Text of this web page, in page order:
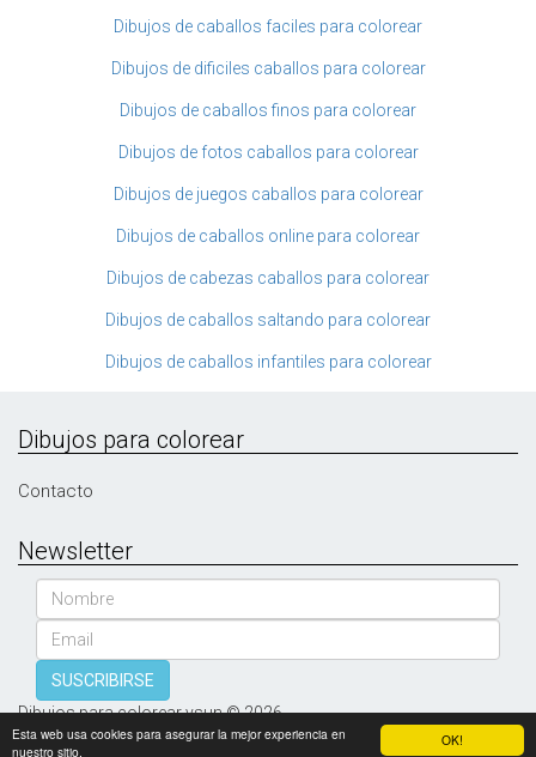
OK!
Esta web usa cookies para asegurar la mejor experiencia en
nuestro sitio.
Dibujos de caballos faciles para colorear
Dibujos de dificiles caballos para colorear
Dibujos de caballos finos para colorear
Dibujos de fotos caballos para colorear
Dibujos de juegos caballos para colorear
Dibujos de caballos online para colorear
Dibujos de cabezas caballos para colorear
Dibujos de caballos saltando para colorear
Dibujos de caballos infantiles para colorear
Dibujos para colorear
Contacto
Newsletter
Nombre
Email
SUSCRIBIRSE
Dibujos para colorear vsun © 2026